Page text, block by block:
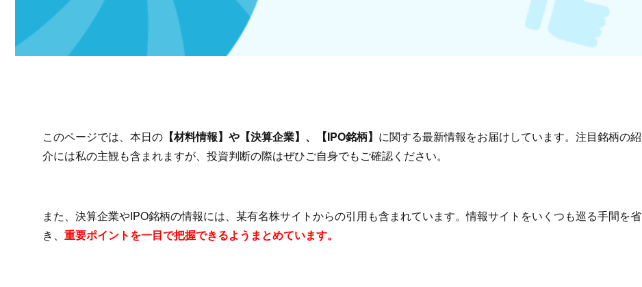
このページでは、本日の 【材料情報】や【決算企業】、【IPO銘柄】 に関する最新情報をお届けしています。注目銘柄の紹
介には私の主観も含まれますが、投資判断の際はぜひご自身でもご確認ください。
また、決算企業やIPO銘柄の情報には、某有名株サイトからの引用も含まれています。情報サイトをいくつも巡る手間を省
き、 重要ポイントを一目で把握できるようまとめています。